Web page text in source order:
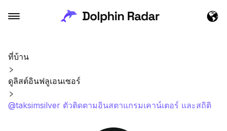
ที่บ้าน
ดูลิสต์อินฟลูเอนเซอร์
@taksimsilver ตัวติดตามอินสตาแกรมเคาน์เตอร์ และสถิติ